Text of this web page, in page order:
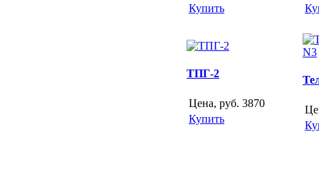
Купить
ТПГ-2
Цена, руб. 3870
Купить